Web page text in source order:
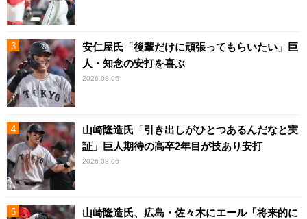
安仁屋氏「後輩だけに頑張ってもらいたい」巨
人・知念の安打を喜ぶ
2026.08.06
山崎隆造氏「引き出しがひとつあるんだなと実
証」巨人期待の高卒2年目が技あり安打
2026.08.06
山崎隆造氏、広島・佐々木にエール「将来的に